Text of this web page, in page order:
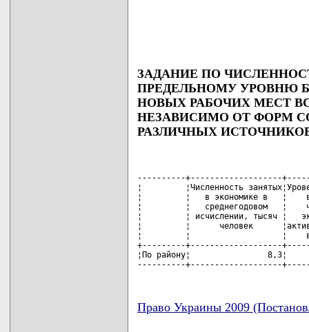
ЗАДАНИЕ ПО
ПРЕДЕЛЬНОМУ УРОВНЮ
НОВЫХ РАБОЧИХ МЕСТ
НЕЗАВИСИМО ОТ ФОРМ
РАЗЛИЧНЫХ
----------+-------------------
¦         ¦Численность
¦         ¦   в экономике в   ¦    в
¦         ¦   среднегодовом   ¦
¦         ¦ исчислении, тысяч ¦
¦         ¦      человек
¦         ¦                   ¦    в
+---------+-------------------
¦По району¦                8,3¦
----------+-------------------
Право Украины 2009